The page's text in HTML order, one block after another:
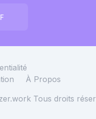
À Propos
Tous droits